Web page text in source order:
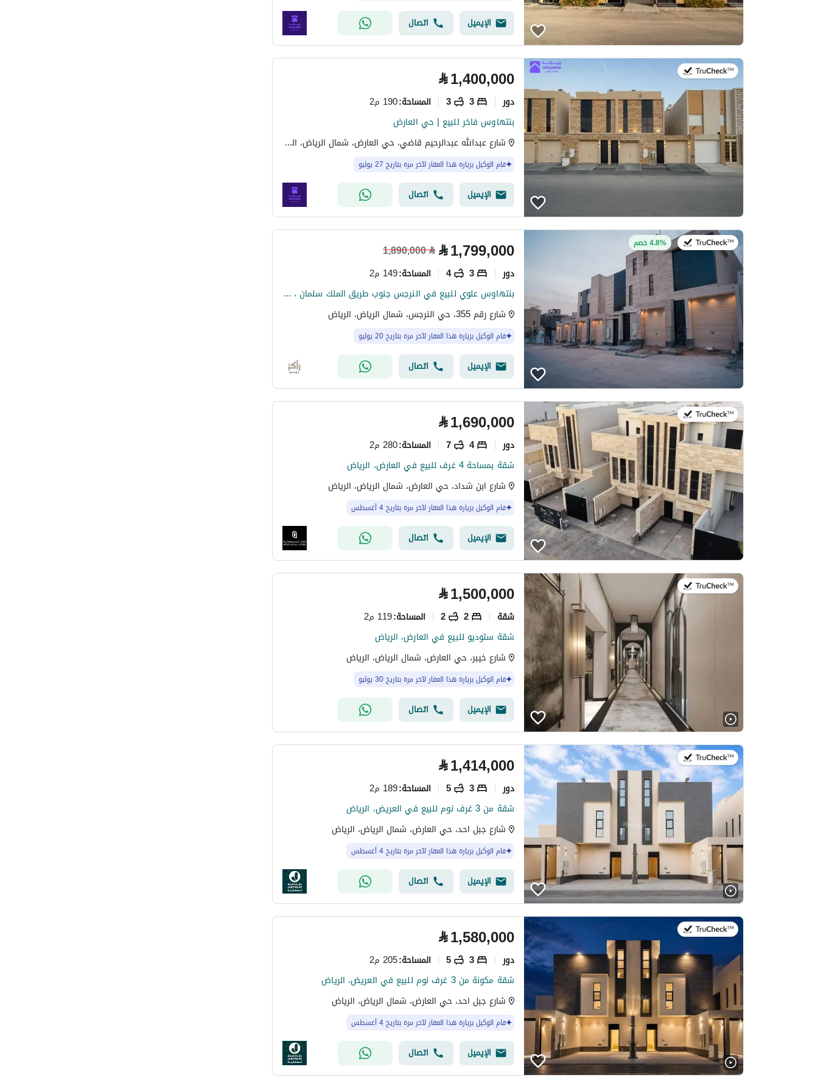
الإيميل اتصال
⃁1,400,000
دور 3
3 المساحة:190 م2
بنتهاوس فاخر للبيع | حي العارض
شارع عبدالله عبدالرحيم قاضي، حي العارض، شمال الرياض، الرياض
قام الوكيل بزيارة هذا العقار لآخر مرة بتاريخ 27 يوليو
الإيميل اتصال
في:20 يوليو 20264.8% خصم ⃁1,799,000
⃁
1,890,000
دور 3
4 المساحة:149 م2
بنتهاوس علوي للبيع في النرجس جنوب طريق الملك سلمان ، الرياض
شارع رقم 355، حي النرجس، شمال الرياض، الرياض
قام الوكيل بزيارة هذا العقار لآخر مرة بتاريخ 20 يوليو
الإيميل اتصال
في:4 أغسطس 2026 ⃁1,690,000
دور 4
7 المساحة:280 م2
شقة بمساحة 4 غرف للبيع في العارض، الرياض
شارع ابن شداد، حي العارض، شمال الرياض، الرياض
قام الوكيل بزيارة هذا العقار لآخر مرة بتاريخ 4 أغسطس
الإيميل اتصال
في:30 يوليو 2026 ⃁1,500,000
شقة 2
2 المساحة:119 م2
شقة ستوديو للبيع في العارض، الرياض
شارع خيبر، حي العارض، شمال الرياض، الرياض
قام الوكيل بزيارة هذا العقار لآخر مرة بتاريخ 30 يوليو
الإيميل اتصال
في:4 أغسطس 2026 ⃁1,414,000
دور 3
5 المساحة:189 م2
شقة من 3 غرف نوم للبيع في العريض، الرياض
شارع جبل احد، حي العارض، شمال الرياض، الرياض
قام الوكيل بزيارة هذا العقار لآخر مرة بتاريخ 4 أغسطس
الإيميل اتصال
في:4 أغسطس 2026 ⃁1,580,000
دور 3
5 المساحة:205 م2
شقة مكونة من 3 غرف نوم للبيع في العريض، الرياض
شارع جبل احد، حي العارض، شمال الرياض، الرياض
قام الوكيل بزيارة هذا العقار لآخر مرة بتاريخ 4 أغسطس
الإيميل اتصال